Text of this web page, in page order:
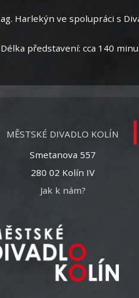
ag. Harlekýn ve spolupráci s
Délka představení: cca 140
MĚSTSKÉ DIVADLO KOLÍN
Smetanova 557
280 02 Kolín IV
Jak k nám?